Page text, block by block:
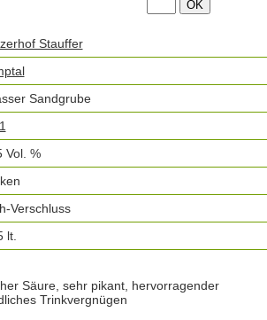
Stauffer
Sandgrube
Vol. %
Verschluss
lt.
Säure, sehr pikant, hervorragender
Trinkvergnügen